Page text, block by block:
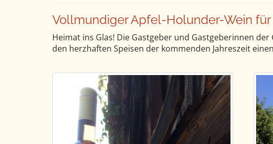
Vollmundiger Apfel-Holunder-Wein für
Heimat ins Glas! Die Gastgeber und Gastgeberinnen
den herzhaften Speisen der kommenden Jahreszeit